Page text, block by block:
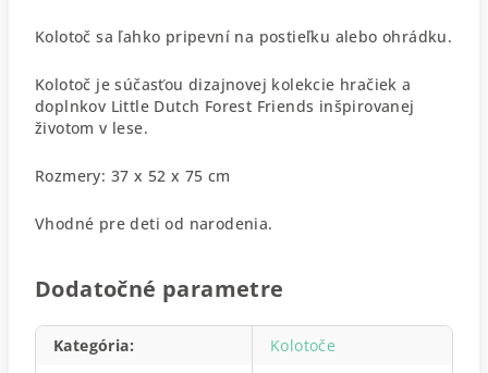
Kolotoč sa ľahko pripevní na postieľku alebo ohrádku.
Kolotoč je súčasťou dizajnovej kolekcie hračiek a
doplnkov Little Dutch Forest Friends inšpirovanej
životom v lese.
Rozmery: 37 x 52 x 75 cm
Vhodné pre deti od narodenia.
Dodatočné parametre
Kategória:
Kolotoče